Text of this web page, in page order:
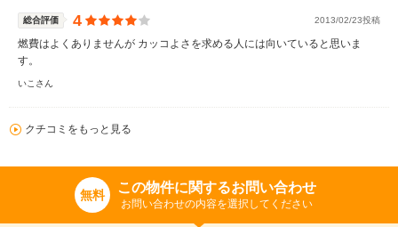
総合評価 4 2013/02/23投稿
燃費はよくありませんが カッコよさを求める人には向いていると思いま
す。
いこさん
クチコミをもっと見る
無料 この物件に関するお問い合わせ
お問い合わせの内容を選択してください